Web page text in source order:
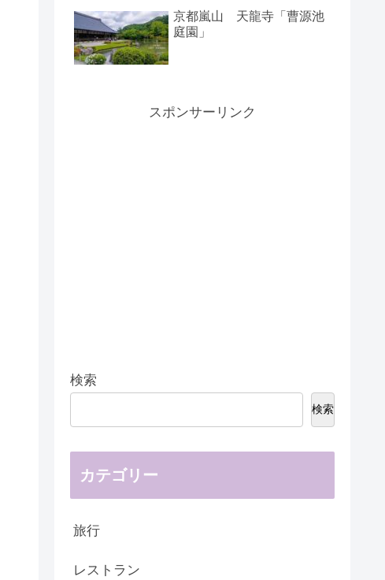
京都嵐山 天龍寺「曹源池
庭園」
スポンサーリンク
検索
検索
カテゴリー
旅行
レストラン